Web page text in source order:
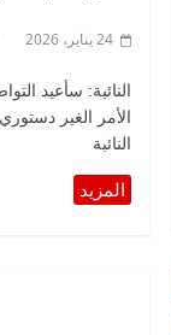
24 يناير، 2026
النائبة: سأعيد
الأمر الغير
النائبة